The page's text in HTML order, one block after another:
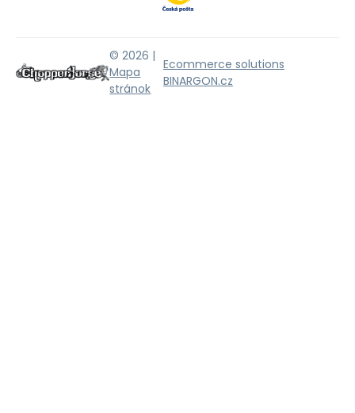
© 2026 |
Mapa
stránok
Ecommerce solutions
BINARGON.cz